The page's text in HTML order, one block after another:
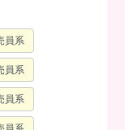
員系
員系
員系